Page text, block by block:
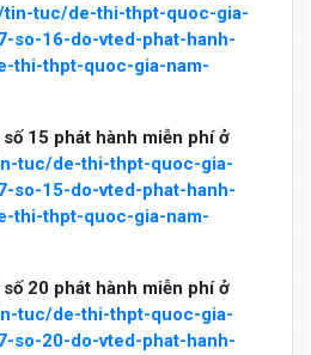
tin-tuc/de-thi-thpt-quoc-gia-
so-16-do-vted-phat-hanh-
thi-thpt-quoc-gia-nam-
15 phát hành miễn phí ở
tuc/de-thi-thpt-quoc-gia-
so-15-do-vted-phat-hanh-
thi-thpt-quoc-gia-nam-
20 phát hành miễn phí ở
tuc/de-thi-thpt-quoc-gia-
so-20-do-vted-phat-hanh-